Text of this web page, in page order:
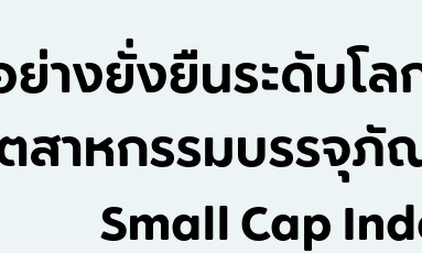
ย่างยั่งยืนระดับโล
าหกรรมบรรจุภัณ
Small Cap